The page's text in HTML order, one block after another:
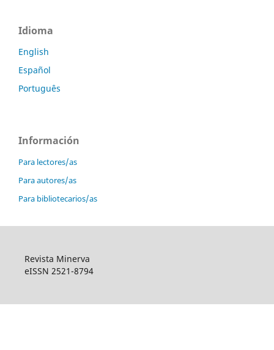
Idioma
English
Español
Português
Información
Para lectores/as
Para autores/as
Para bibliotecarios/as
Revista Minerva
eISSN 2521-8794